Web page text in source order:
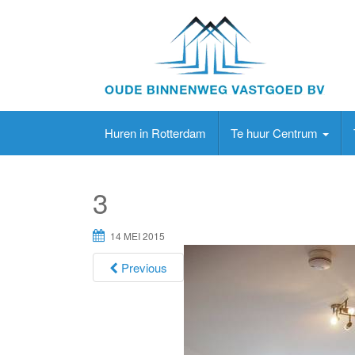
Huren in Rotterdam Te huur Centrum
3
14 MEI 2015
Previous